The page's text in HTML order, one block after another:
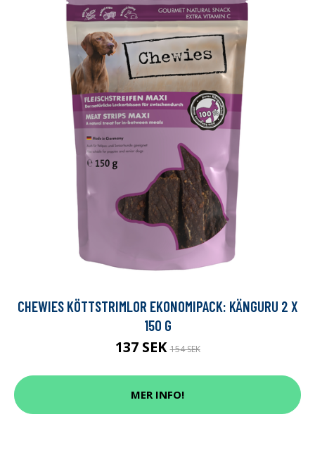
CHEWIES KÖTTSTRIMLOR EKONOMIPACK: KÄNGURU 2 X
150 G
137 SEK154 SEK
MER INFO!